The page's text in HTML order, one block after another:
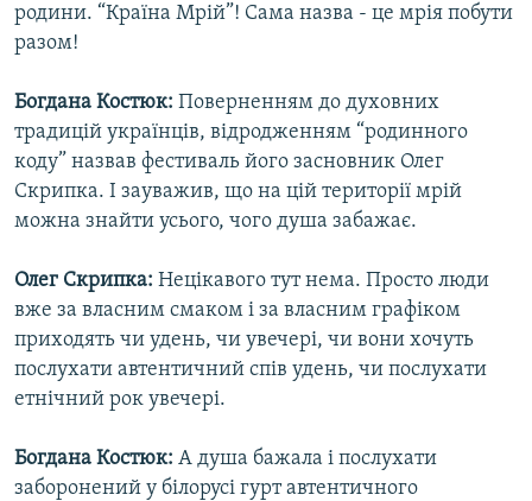
родини. “Країна Мрій”! Сама назва - це мрія побути
разом!
Богдана Костюк: Поверненням до духовних
традицій українців, відродженням “родинного
коду” назвав фестиваль його засновник Олег
Скрипка. І зауважив, що на цій території мрій
можна знайти усього, чого душа забажає.
Олег Скрипка: Нецікавого тут нема. Просто люди
вже за власним смаком і за власним графіком
приходять чи удень, чи увечері, чи вони хочуть
послухати автентичний спів удень, чи послухати
етнічний рок увечері.
Богдана Костюк: А душа бажала і послухати
заборонений у білорусі гурт автентичного